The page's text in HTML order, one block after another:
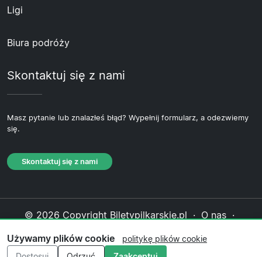
Ligi
Biura podróży
Skontaktuj się z nami
Masz pytanie lub znalazłeś błąd? Wypełnij formularz, a odezwiemy
się.
Skontaktuj się z nami
© 2026 Copyright Biletypilkarskie.pl · O nas ·
Polityka plików cookie·Polityka redakcyjna
Używamy plików cookie
politykę plików cookie